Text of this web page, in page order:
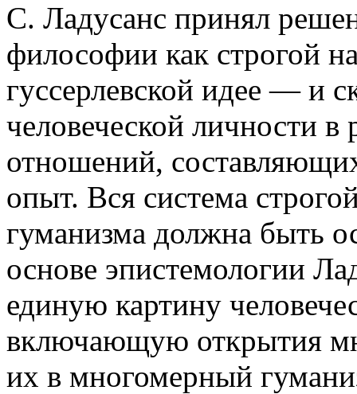
С. Ладусанс принял
философии как строгой
гуссерлевской идее — и
человеческой личности
отношений,
опыт. Вся система
гуманизма должна быть
основе эпистемологии
единую картину
включающую открытия
их в многомерный